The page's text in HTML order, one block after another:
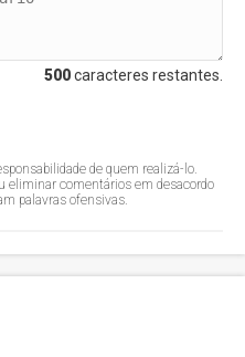
500caracteres restantes.
de quem realizá-lo.
eliminar comentários em desacordo
palavras ofensivas.